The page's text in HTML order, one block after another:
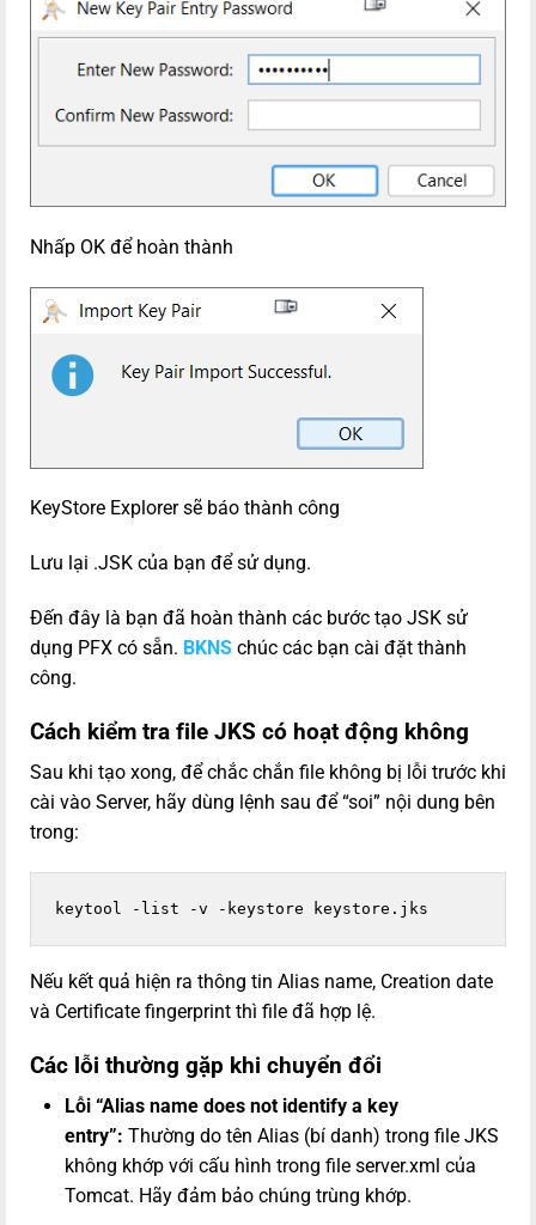
Nhấp OK để hoàn thành
KeyStore Explorer sẽ báo thành công
Lưu lại .JSK của bạn để sử dụng.
Đến đây là bạn đã hoàn thành các bước tạo JSK sử
dụng PFX có sẵn. BKNS chúc các bạn cài đặt thành
công.
Cách kiểm tra file JKS có hoạt động không
Sau khi tạo xong, để chắc chắn file không bị lỗi trước khi
cài vào Server, hãy dùng lệnh sau để “soi” nội dung bên
trong:
Nếu kết quả hiện ra thông tin Alias name, Creation date
và Certificate fingerprint thì file đã hợp lệ.
Các lỗi thường gặp khi chuyển đổi
Lỗi “Alias name does not identify a key
entry”: Thường do tên Alias (bí danh) trong file JKS
không khớp với cấu hình trong file server.xml của
Tomcat. Hãy đảm bảo chúng trùng khớp.